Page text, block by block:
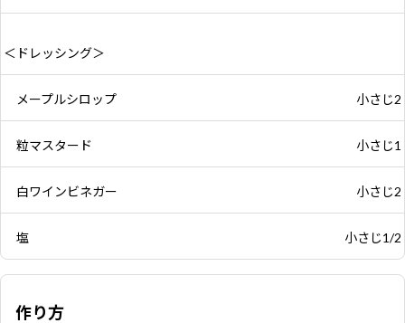
＜ドレッシング＞
メープルシロップ 小さじ2
粒マスタード 小さじ1
白ワインビネガー 小さじ2
塩 小さじ1/2
作り方